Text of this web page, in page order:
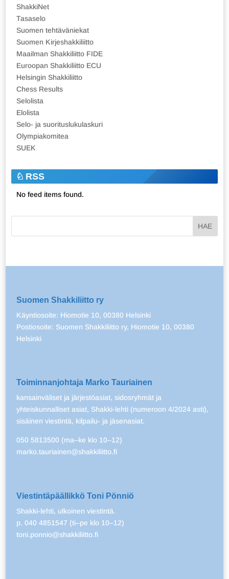
ShakkiNet
Tasaselo
Suomen tehtäväniekat
Suomen Kirjeshakkiliitto
Maailman Shakkiliitto FIDE
Euroopan Shakkiliitto ECU
Helsingin Shakkiliitto
Chess Results
Selolista
Elolista
Selo- ja suorituslukulaskuri
Olympiakomitea
SUEK
RSS
No feed items found.
Suomen Shakkiliitto ry
Käyntiosoite: Hiomotie 10, 00380 Helsinki
Postiosoite: Suomen Shakkiliitto ry, Hiomotie 10, 00380
Helsinki
Toiminnanjohtaja Marko Tauriainen
kansainväliset ja järjestöasiat, sidosryhmät ja
yhteiskunnalliset asiat, Shakki-lehti (numeroon 4/2024 asti),
sisäinen viestintä, kilpailu- ja jäsenasiat.
050 5813500 (ma–ke klo 10–12)
marko.tauriainen@shakkiliitto.fi
Viestintäpäällikkö Toni Pönniö
Shakki-lehti, ulkoinen viestintä.
p. 040 4851547 (ti–pe klo 10–12)
toni.ponnio@shakkiliitto.fi